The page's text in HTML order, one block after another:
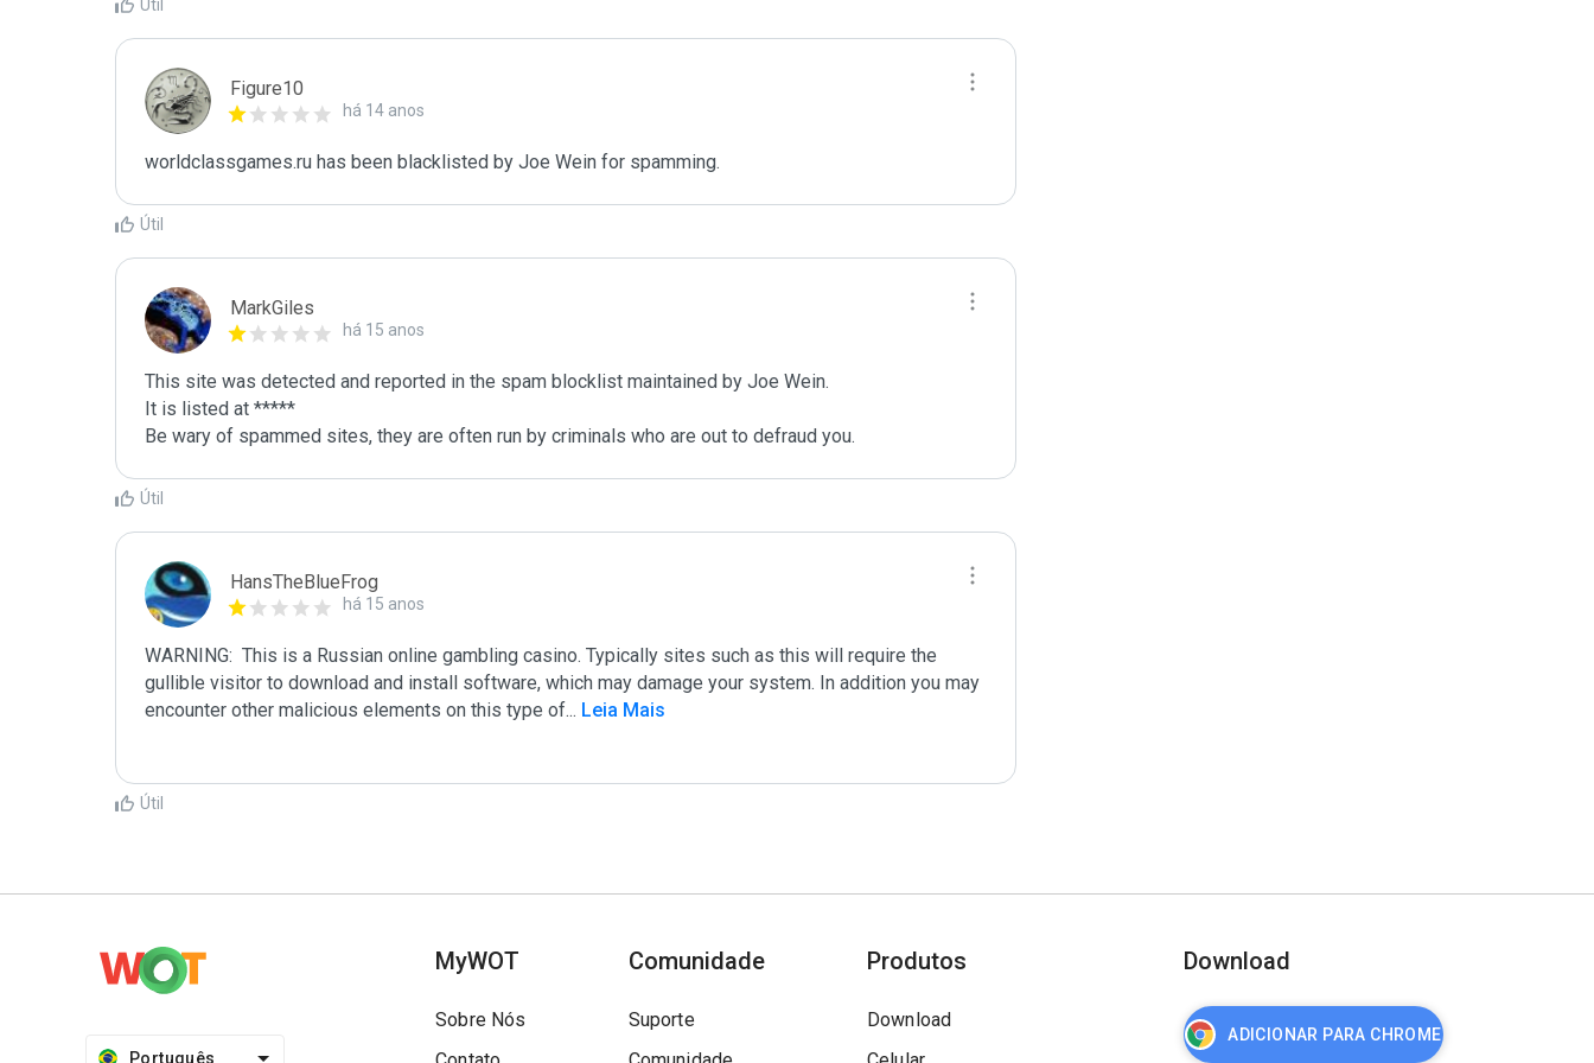
Útil
Figure10
há 14 anos
worldclassgames.ru has been blacklisted by Joe Wein for spamming.
Útil
MarkGiles
há 15 anos
This site was detected and reported in the spam blocklist maintained by Joe Wein.
It is listed at *****
Be wary of spammed sites, they are often run by criminals who are out to defraud you.
Útil
HansTheBlueFrog
há 15 anos
WARNING:  This is a Russian online gambling casino. Typically sites such as this will require the
gullible visitor to download and install software, which may damage your system. In addition you may
encounter other malicious elements on this type of... Leia Mais
Útil
Português
MyWOT
Sobre Nós
Comunidade
Suporte
Produtos
Download
Download
ADICIONAR PARA CHROME